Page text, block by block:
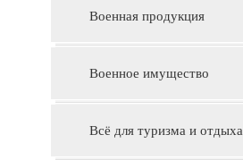
Военная продукция
Военное имущество
Всё для туризма и отдыха